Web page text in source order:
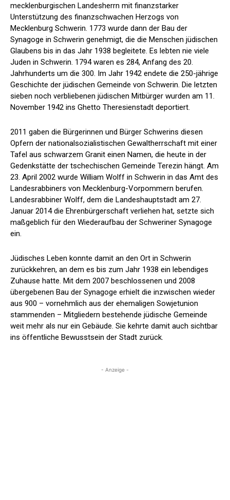
mecklenburgischen Landesherrn mit finanzstarker
Unterstützung des finanzschwachen Herzogs von
Mecklenburg Schwerin. 1773 wurde dann der Bau der
Synagoge in Schwerin genehmigt, die die Menschen jüdischen
Glaubens bis in das Jahr 1938 begleitete. Es lebten nie viele
Juden in Schwerin. 1794 waren es 284, Anfang des 20.
Jahrhunderts um die 300. Im Jahr 1942 endete die 250-jährige
Geschichte der jüdischen Gemeinde von Schwerin. Die letzten
sieben noch verbliebenen jüdischen Mitbürger wurden am 11.
November 1942 ins Ghetto Theresienstadt deportiert.
2011 gaben die Bürgerinnen und Bürger Schwerins diesen
Opfern der nationalsozialistischen Gewaltherrschaft mit einer
Tafel aus schwarzem Granit einen Namen, die heute in der
Gedenkstätte der tschechischen Gemeinde Terezin hängt. Am
23. April 2002 wurde William Wolff in Schwerin in das Amt des
Landesrabbiners von Mecklenburg-Vorpommern berufen.
Landesrabbiner Wolff, dem die Landeshauptstadt am 27.
Januar 2014 die Ehrenbürgerschaft verliehen hat, setzte sich
maßgeblich für den Wiederaufbau der Schweriner Synagoge
ein.
Jüdisches Leben konnte damit an den Ort in Schwerin
zurückkehren, an dem es bis zum Jahr 1938 ein lebendiges
Zuhause hatte. Mit dem 2007 beschlossenen und 2008
übergebenen Bau der Synagoge erhielt die inzwischen wieder
aus 900 – vornehmlich aus der ehemaligen Sowjetunion
stammenden – Mitgliedern bestehende jüdische Gemeinde
weit mehr als nur ein Gebäude. Sie kehrte damit auch sichtbar
ins öffentliche Bewusstsein der Stadt zurück.
- Anzeige -